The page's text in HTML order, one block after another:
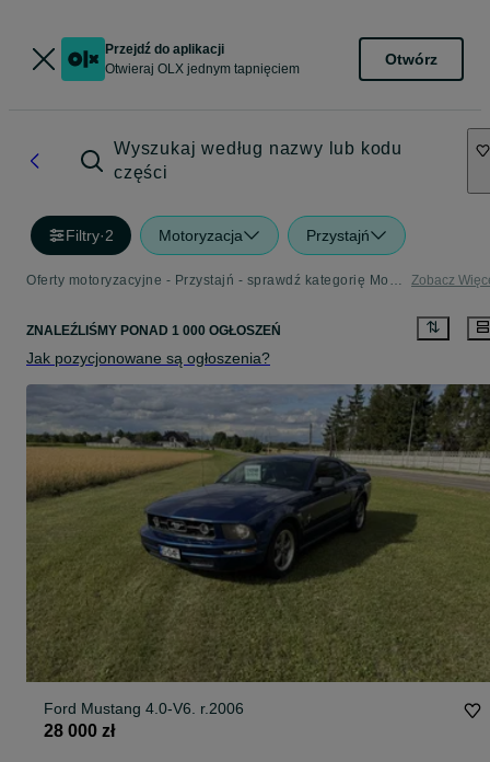
Przejdź do aplikacji
Otwieraj OLX jednym tapnięciem
Otwórz
Wyszukaj według nazwy lub kodu
części
Filtry·2 Motoryzacja Przystajń
Oferty motoryzacyjne - Przystajń - sprawdź kategorię Motoryzacja Zobacz
ZNALEŹLIŚMY PONAD 1 000 OGŁOSZEŃ
Jak pozycjonowane są ogłoszenia?
Ford Mustang 4.0-V6. r.2006
28 000 zł